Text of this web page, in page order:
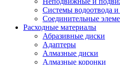
Системы водоотвода
Соединительные
Расходные материалы
Абразивные диски
Адаптеры
Алмазные диски
Алмазные коронки